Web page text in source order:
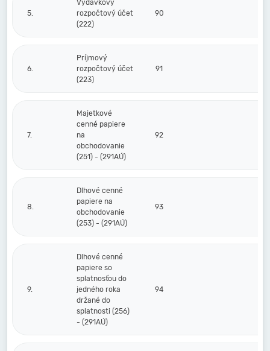
5.
Výdavkový
rozpočtový účet
(222)
90
6.
Príjmový
rozpočtový účet
(223)
91
7.
Majetkové
cenné papiere
na
obchodovanie
(251) - (291AÚ)
92
8.
Dlhové cenné
papiere na
obchodovanie
(253) - (291AÚ)
93
9.
Dlhové cenné
papiere so
splatnosťou do
jedného roka
držané do
splatnosti (256)
- (291AÚ)
94